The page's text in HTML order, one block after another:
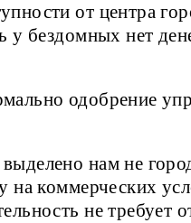
от центра
у бездомных нет
одобрение
нам не
на коммерческих
не требует